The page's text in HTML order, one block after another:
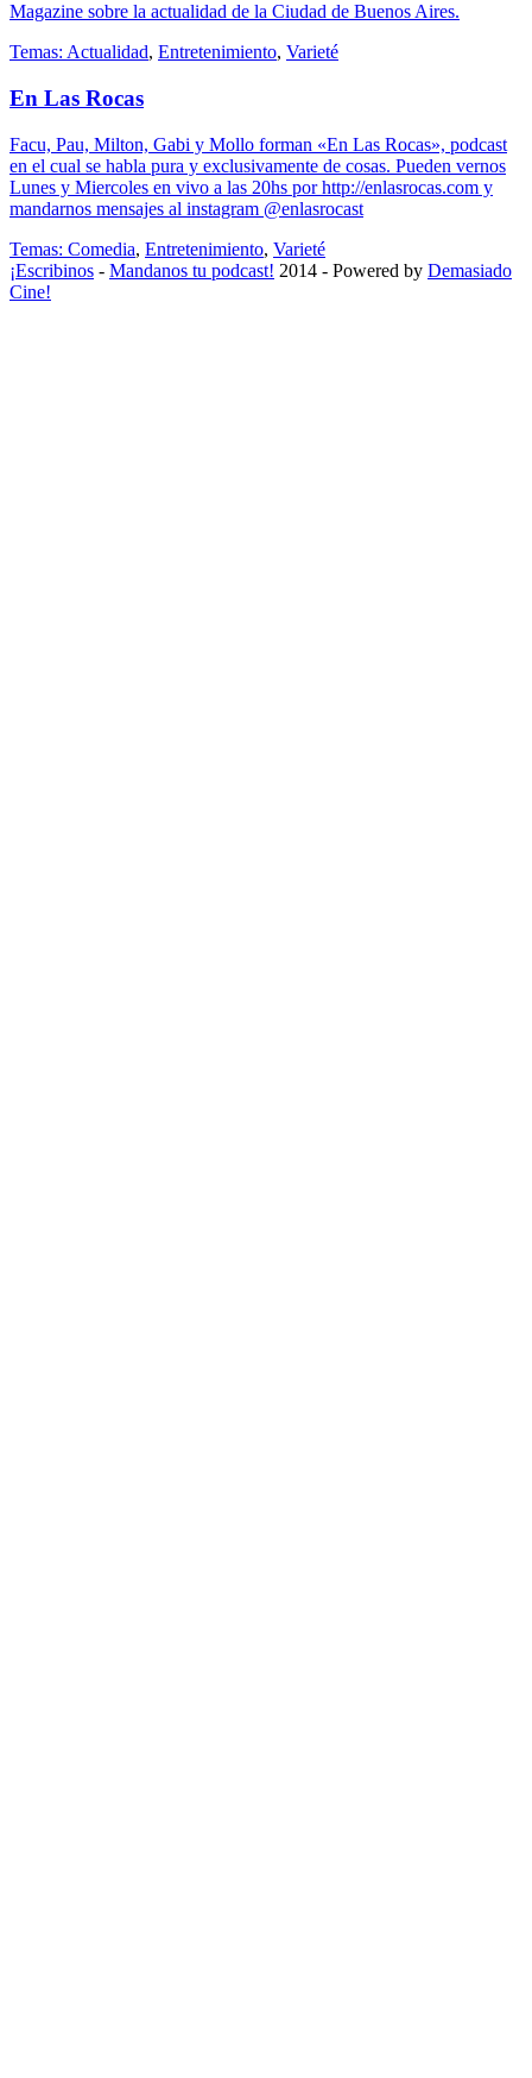
Magazine sobre la actualidad de la Ciudad de Buenos Aires.
Temas: Actualidad, Entretenimiento, Varieté
En Las Rocas
Facu, Pau, Milton, Gabi y Mollo forman «En Las Rocas», podcast
en el cual se habla pura y exclusivamente de cosas. Pueden vernos
Lunes y Miercoles en vivo a las 20hs por http://enlasrocas.com y
mandarnos mensajes al instagram @enlasrocast
Temas: Comedia, Entretenimiento, Varieté
¡Escribinos - Mandanos tu podcast! 2014 - Powered by Demasiado
Cine!